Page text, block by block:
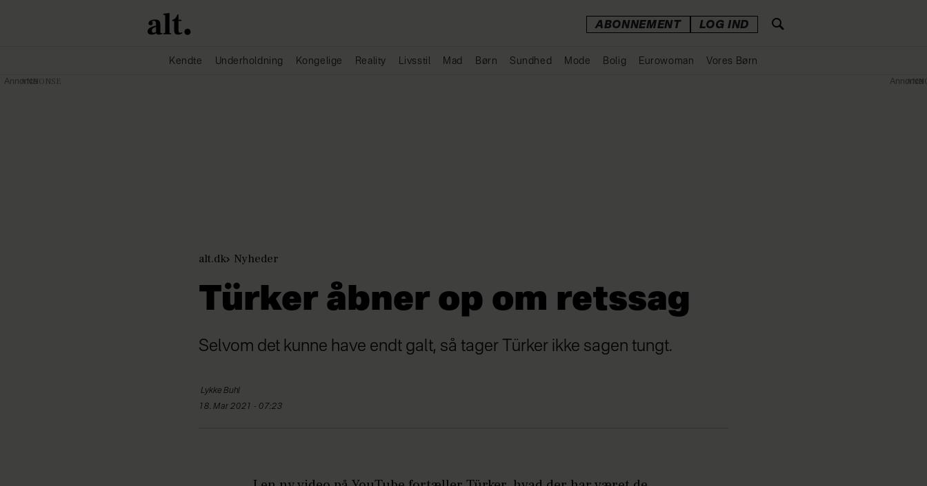
ABONNEMENT LOG IND
Kendte Underholdning Kongelige Reality Livsstil Mad Børn Sundhed Mode Bolig Eurowoman Vores Børn
alt.dk Nyheder
Türker åbner op om retssag
Selvom det kunne have endt galt, så tager Türker ikke sagen tungt.
Lykke Buhl
18. Mar 2021 - 07:23
Annonce Annonce